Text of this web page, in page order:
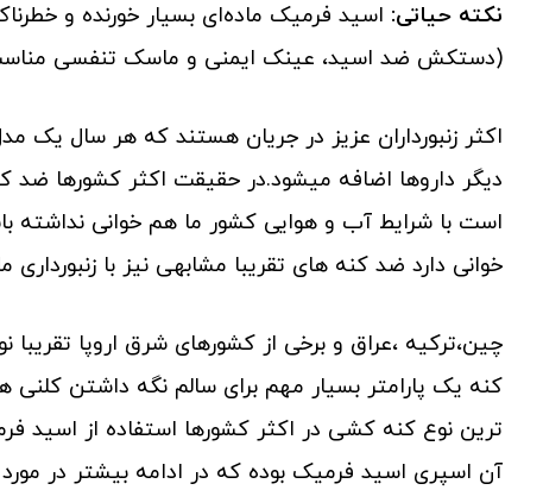
نکته حیاتی: اسید فرمیک ماده‌ای بسیار خورنده و
(دستکش ضد اسید، عینک ایمنی و ماسک تنفسی
اکثر زنبورداران عزیز در جریان هستند که هر سال یک
دیگر داروها اضافه میشود.در حقیقت اکثر کشورها
است با شرایط آب و هوایی کشور ما هم خوانی نداشته
خوانی دارد ضد کنه های تقریبا مشابهی نیز با
چین،ترکیه ،عراق و برخی از کشورهای شرق اروپا تقریبا
کنه یک پارامتر بسیار مهم برای سالم نگه داشتن
ترین نوع کنه کشی در اکثر کشورها استفاده از
آن اسپری اسید فرمیک بوده که در ادامه بیشتر در